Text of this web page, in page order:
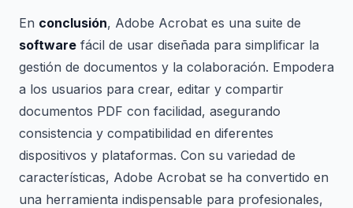
En conclusión, Adobe Acrobat es una suite de
software fácil de usar diseñada para simplificar la
gestión de documentos y la colaboración. Empodera
a los usuarios para crear, editar y compartir
documentos PDF con facilidad, asegurando
consistencia y compatibilidad en diferentes
dispositivos y plataformas. Con su variedad de
características, Adobe Acrobat se ha convertido en
una herramienta indispensable para profesionales,